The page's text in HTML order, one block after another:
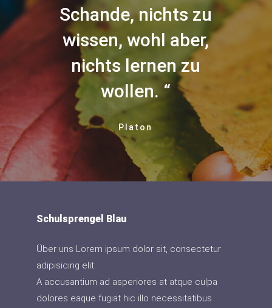
zu
Schande, nichts zu
wissen, wohl aber,
nichts lernen zu
wollen.
Platon
Schulsprengel Blau
Über uns Lorem ipsum dolor sit, consectetur
adipisicing elit.
A accusantium ad asperiores at atque culpa
dolores eaque fugiat hic illo necessitatibus